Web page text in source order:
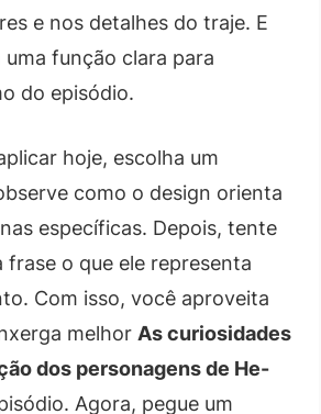
e nos detalhes do traje. E
função clara para
do episódio.
hoje, escolha um
como o design orienta
específicas. Depois, tente
frase o que ele representa
Com isso, você aproveita
melhor As curiosidades
dos personagens de He-
Agora, pegue um